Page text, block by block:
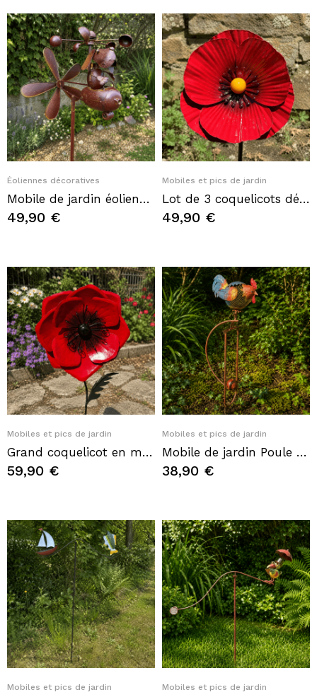
Quick View
Éoliennes décoratives
Mobile de jardin éolienne chien pilote en avion – Petit moulin à vent en métal
49,90 €
Quick View
Mobiles et pics de jardin
Lot de 3 coquelicots décoratifs en métal à piquer – Rouge éclatant – H. 81 cm
49,90 €
Quick View
Mobiles et pics de jardin
Grand coquelicot en métal à planter – Fleur décorative de jardin rouge 135 cm
59,90 €
Quick View
Mobiles et pics de jardin
Mobile de jardin Poule en métal – Décoration à piquer avec contrepoids
38,90 €
Quick View
Mobiles et pics de jardin Quick View
Mobiles et pics de jardin